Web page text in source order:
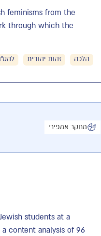
feminisms from the
through which the
הלכה זהות יהודית
מחקר אמפירי
students at a
content analysis of 96